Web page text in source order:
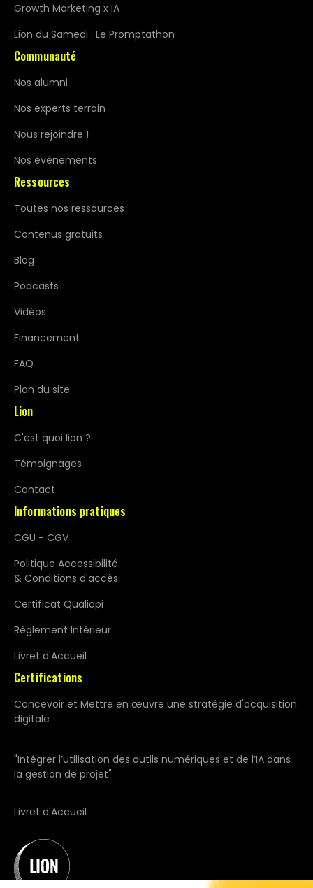
Growth Marketing x IA
Lion du Samedi : Le Promptathon
Communauté
Nos alumni
Nos experts terrain
Nous rejoindre !
Nos événements
Ressources
Toutes nos ressources
Contenus gratuits
Blog
Podcasts
Vidéos
Financement
FAQ
Plan du site
Lion
C'est quoi lion ?
Témoignages
Contact
Informations pratiques
CGU - CGV
Politique Accessibilité
& Conditions d'accès
Certificat Qualiopi
Règlement Intérieur
Livret d'Accueil
Certifications
Concevoir et Mettre en œuvre une stratégie d'acquisition
digitale
"Intégrer l’utilisation des outils numériques et de l’IA dans
la gestion de projet"
Livret d'Accueil